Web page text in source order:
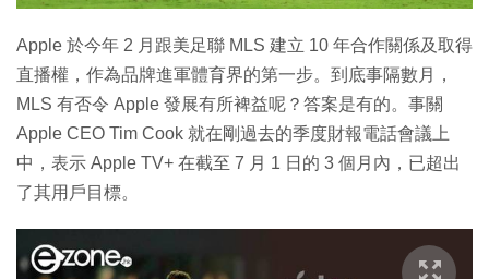
Apple 於今年 2 月跟美足聯 MLS 建立 10 年合作關係及取得
直播權，作為品牌進軍體育界的第一步。到底事隔數月，
MLS 有否令 Apple 發展有所裨益呢？答案是有的。事關
Apple CEO Tim Cook 就在剛過去的季度財報電話會議上
中，表示 Apple TV+ 在截至 7 月 1 日的 3 個月內，已超出
了其用戶目標。